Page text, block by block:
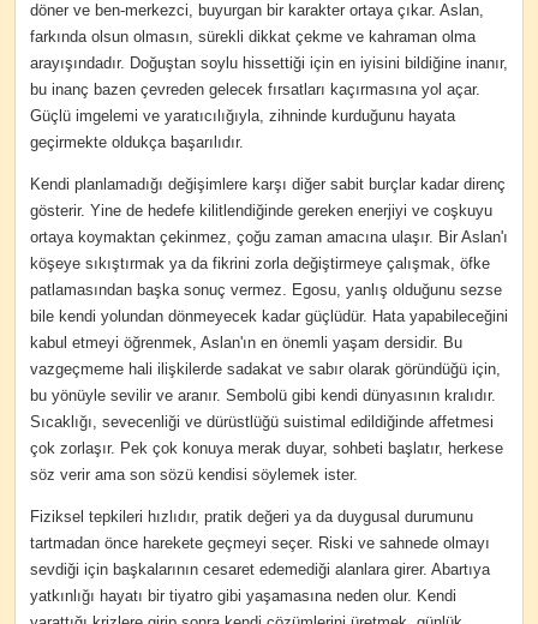
döner ve ben-merkezci, buyurgan bir karakter ortaya çıkar. Aslan,
farkında olsun olmasın, sürekli dikkat çekme ve kahraman olma
arayışındadır. Doğuştan soylu hissettiği için en iyisini bildiğine inanır,
bu inanç bazen çevreden gelecek fırsatları kaçırmasına yol açar.
Güçlü imgelemi ve yaratıcılığıyla, zihninde kurduğunu hayata
geçirmekte oldukça başarılıdır.
Kendi planlamadığı değişimlere karşı diğer sabit burçlar kadar direnç
gösterir. Yine de hedefe kilitlendiğinde gereken enerjiyi ve coşkuyu
ortaya koymaktan çekinmez, çoğu zaman amacına ulaşır. Bir Aslan'ı
köşeye sıkıştırmak ya da fikrini zorla değiştirmeye çalışmak, öfke
patlamasından başka sonuç vermez. Egosu, yanlış olduğunu sezse
bile kendi yolundan dönmeyecek kadar güçlüdür. Hata yapabileceğini
kabul etmeyi öğrenmek, Aslan'ın en önemli yaşam dersidir. Bu
vazgeçmeme hali ilişkilerde sadakat ve sabır olarak göründüğü için,
bu yönüyle sevilir ve aranır. Sembolü gibi kendi dünyasının kralıdır.
Sıcaklığı, sevecenliği ve dürüstlüğü suistimal edildiğinde affetmesi
çok zorlaşır. Pek çok konuya merak duyar, sohbeti başlatır, herkese
söz verir ama son sözü kendisi söylemek ister.
Fiziksel tepkileri hızlıdır, pratik değeri ya da duygusal durumunu
tartmadan önce harekete geçmeyi seçer. Riski ve sahnede olmayı
sevdiği için başkalarının cesaret edemediği alanlara girer. Abartıya
yatkınlığı hayatı bir tiyatro gibi yaşamasına neden olur. Kendi